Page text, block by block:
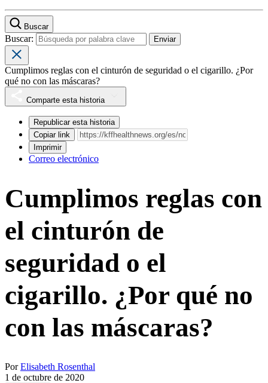
Buscar
Buscar:
Cumplimos reglas con el cinturón de seguridad o el cigarillo. ¿Por
qué no con las máscaras?
Comparte esta historia
Republicar esta historia
Copiar link
Imprimir
Correo electrónico
Cumplimos reglas con
el cinturón de
seguridad o el
cigarillo. ¿Por qué no
con las máscaras?
PorElisabeth Rosenthal
1 de octubre de 2020